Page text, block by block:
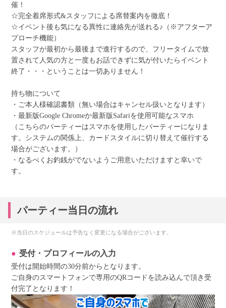
催！
☆完全着席形式&スタッフによる席替案内を徹底！
☆イベント後も気になる異性に連絡先が送れる♪（※アフターア
プローチ機能）
スタッフが最初から最後まで進行するので、フリータイムで放
置されて人気の方と一度もお話できずに気が付いたらイベント
終了・・・ということは一切ありません！
持ち物について
・ご本人様確認書類（無い場合はキャンセル扱いとなります）
・最新版Google Chromeか最新版Safariを使用可能なスマホ
（こちらのパーティーはスマホを使用したパーティーになりま
す。システムの関係上、カードスタイルに切り替えて催行する
場合がございます。）
・なるべくお釣銭がでないようご用意いただけますと幸いで
す。
パーティー当日の流れ
※当日のスケジュールは予告なく変更になる場合がございます。
受付・プロフィールの入力
受付は開始時間の30分前からとなります。
ご自身のスマートフォンで専用のQRコードを読み込んで頂き受
付完了となります！